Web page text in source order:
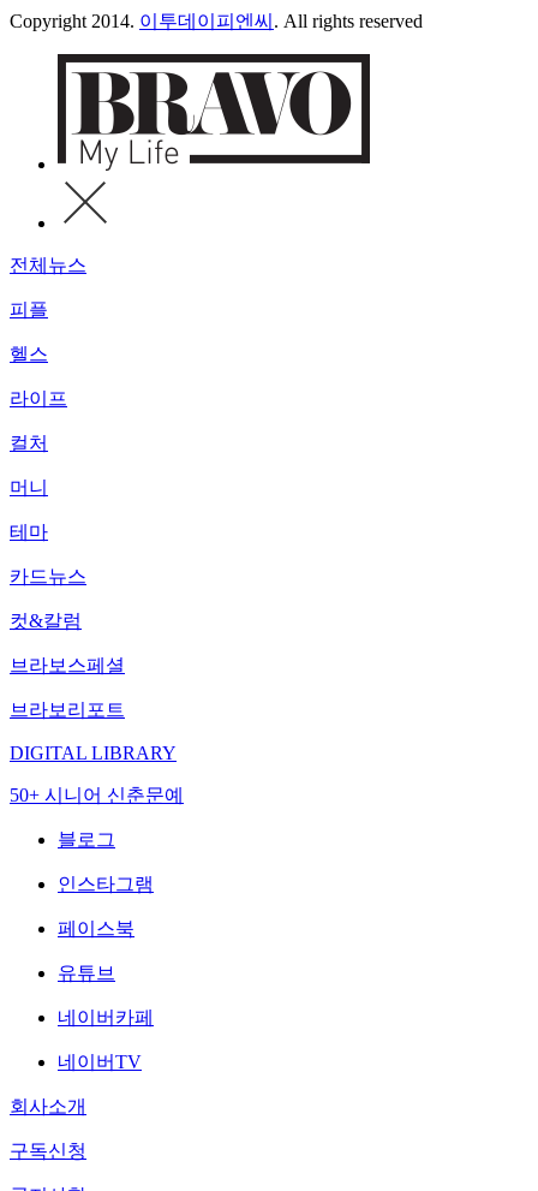
Copyright 2014. 이투데이피엔씨 . All rights reserved
전체뉴스
피플
헬스
라이프
컬처
머니
테마
카드뉴스
컷&칼럼
브라보스페셜
브라보리포트
DIGITAL LIBRARY
50+ 시니어 신춘문예
블로그
인스타그램
페이스북
유튜브
네이버카페
네이버TV
회사소개
구독신청